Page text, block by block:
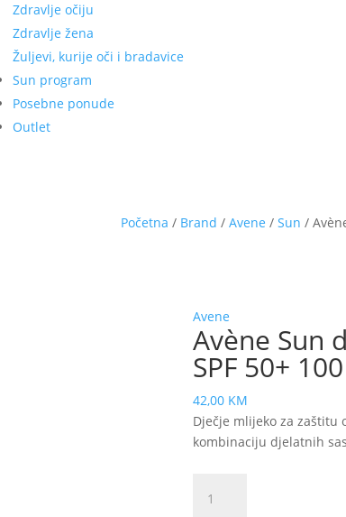
Zdravlje očiju
Zdravlje žena
Žuljevi, kurije oči i bradavice
Sun program
Posebne ponude
Outlet
Početna / Brand /Avene /Sun /
Avene
Avène Sun
SPF 50+
42,00 KM
Dječje mlijeko za zaštitu
kombinaciju djelatnih
Sun